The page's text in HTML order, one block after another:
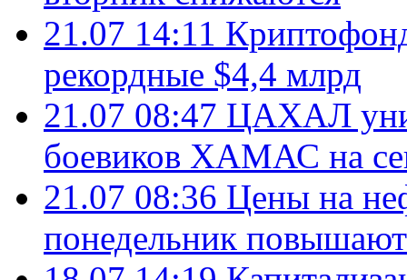
21.07 14:11
рекордные $4,4 млрд
21.07 08:47 ЦАХАЛ
боевиков ХАМАС на
21.07 08:36 Цены на
понедельник